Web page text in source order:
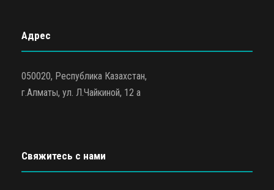
Адрес
050020, Республика Казахстан,
г.Алматы, ул. Л.Чайкиной, 12 а
Свяжитесь с нами